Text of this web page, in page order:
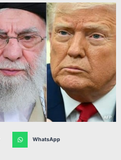
WhatsApp